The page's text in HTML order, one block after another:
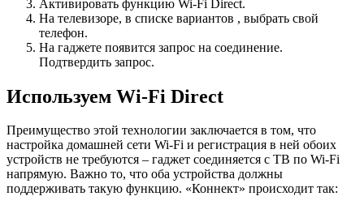
Активировать функцию Wi-Fi Direct.
На телевизоре, в списке вариантов , выбрать свой
телефон.
На гаджете появится запрос на соединение.
Подтвердить запрос.
Используем Wi-Fi Direct
Преимущество этой технологии заключается в том, что
настройка домашней сети Wi-Fi и регистрация в ней обоих
устройств не требуются – гаджет соединяется с ТВ по Wi-Fi
напрямую. Важно то, что оба устройства должны
поддерживать такую функцию. «Коннект» происходит так: